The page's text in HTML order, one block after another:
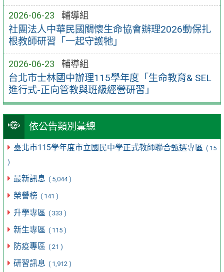
2026-06-23 輔導組
社團法人中華民國關懷生命協會辦理2026動保扎
根教師研習「一起守護牠」
2026-06-23 輔導組
台北市士林國中辦理115學年度「生命教育& SEL
進行式-正向管教與班級經營研習」
依公告類別彙總
臺北市115學年度市立國民中學正式教師聯合甄選專區 ( 15
)
最新訊息 ( 5,044 )
榮譽榜 ( 141 )
升學專區 ( 333 )
新生專區 ( 115 )
防疫專區 ( 21 )
研習訊息 ( 1,912 )